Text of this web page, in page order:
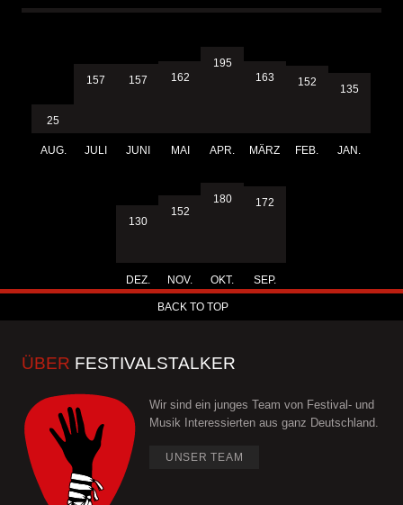
25
AUG.
157
JULI
157
JUNI
162
MAI
195
APR.
163
MÄRZ
152
FEB.
135
JAN.
130
DEZ.
152
NOV.
180
OKT.
172
SEP.
BACK TO TOP
ÜBER FESTIVALSTALKER
Wir sind ein junges Team von Festival- und
Musik Interessierten aus ganz Deutschland.
UNSER TEAM